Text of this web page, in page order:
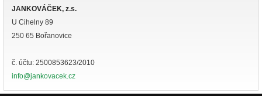
JANKOVÁČEK, z.s.
U Cihelny 89
250 65 Bořanovice
č. účtu: 2500853623/2010
info@jankovacek.cz